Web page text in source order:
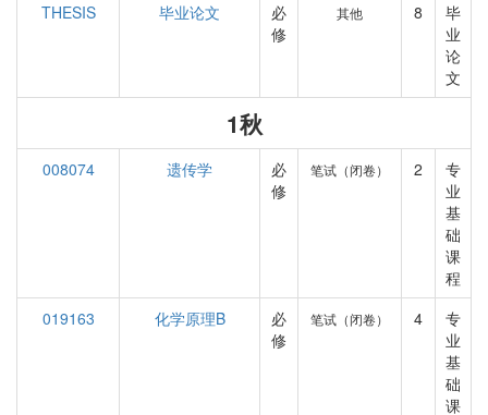
THESIS
毕业论文
必
修
其他 8
毕
业
论
文
1秋
008074 遗传学
必
修
笔试（闭卷） 2
专
业
基
础
课
程
019163
化学原理B
必
修
笔试（闭卷） 4
专
业
基
础
课